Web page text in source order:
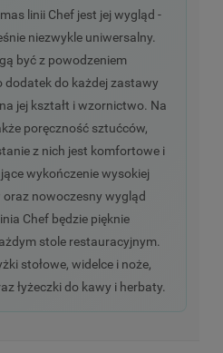
linii Chef jest jej wygląd -
niezwykle uniwersalny.
być z powodzeniem
do każdej zastawy
jej kształt i wzornictwo. Na
poręczność sztućców,
z nich jest komfortowe i
wykończenie wysokiej
oraz nowoczesny wygląd
Chef będzie pięknie
stole restauracyjnym.
stołowe, widelce i noże,
łyżeczki do kawy i herbaty.